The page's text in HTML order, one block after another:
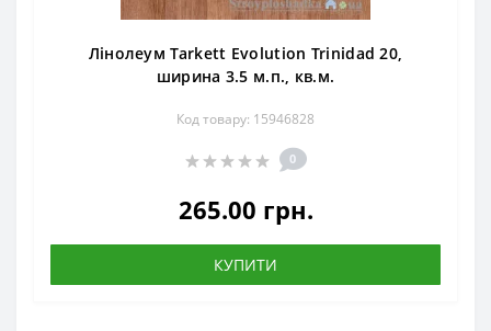
Лінолеум Tarkett Evolution Trinidad 20,
ширина 3.5 м.п., кв.м.
Код товару: 15946828
0
265.00 грн.
КУПИТИ